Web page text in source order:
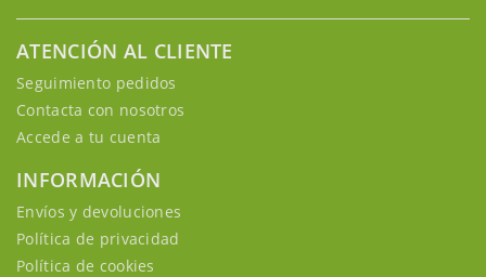
ATENCIÓN AL CLIENTE
Seguimiento pedidos
Contacta con nosotros
Accede a tu cuenta
INFORMACIÓN
Envíos y devoluciones
Política de privacidad
Política de cookies